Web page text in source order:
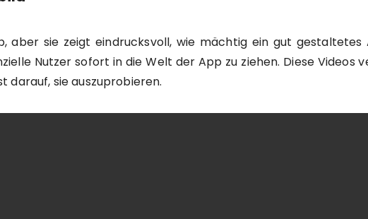
aber sie zeigt eindrucksvoll, wie mächtig ein gut gestaltetes
Nutzer sofort in die Welt der App zu ziehen. Diese
darauf, sie auszuprobieren.